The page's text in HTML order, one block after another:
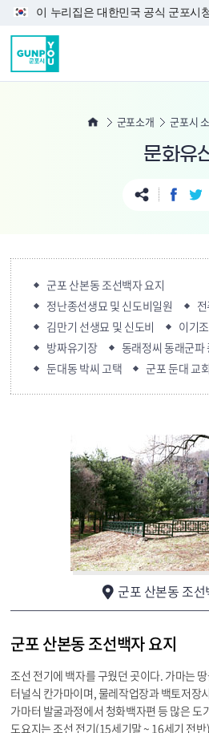
본문 바로가
이 누리집은 대한민국 공식 군포시
군포소개 군포시
문화유
군포 산본동 조선백자 요지
정난종선생묘 및 신도비일원
김만기 선생묘 및 신도비
이기
방짜유기장
동래정씨 동래군파
둔대동 박씨 고택
군포 둔대 교회
군포 산본동 조선
군포 산본동 조선백자 요지
조선 전기에 백자를 구웠던 곳이다. 가마는
터널식 칸가마이며, 물레작업장과 백토저장
가마터 발굴과정에서 청화백자편 등 많은
도요지는 조선 전기(15세기말 ~ 16세기 전